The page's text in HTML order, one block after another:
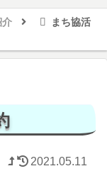
介
まち協活
2021.05.11